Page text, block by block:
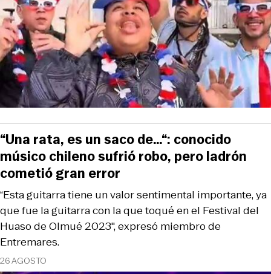
26 AGOSTO
“Esta guitarra tiene un valor sentimental importante, ya
que fue la guitarra con la que toqué en el Festival del
Huaso de Olmué 2023″, expresó miembro de
Entremares.
“Una rata, es un saco de…“: conocido
músico chileno sufrió robo, pero ladrón
cometió gran error